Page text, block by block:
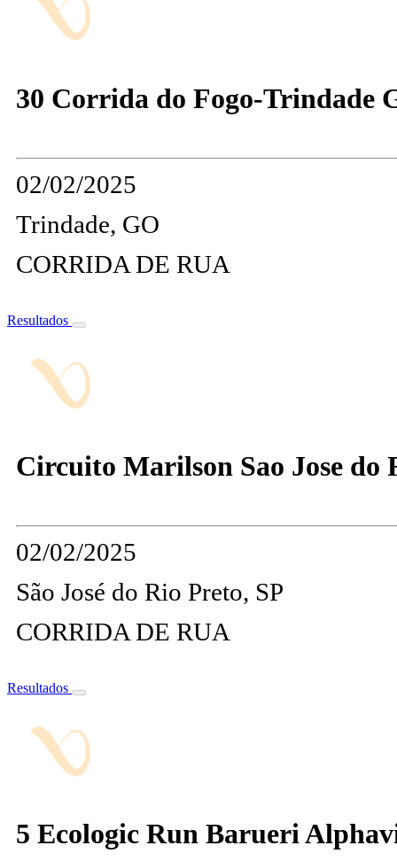
30 Corrida do Fogo-Trindade
02/02/2025
Trindade, GO
CORRIDA DE RUA
Resultados
Circuito Marilson Sao Jose do
02/02/2025
São José do Rio Preto, SP
CORRIDA DE RUA
Resultados
5 Ecologic Run Barueri